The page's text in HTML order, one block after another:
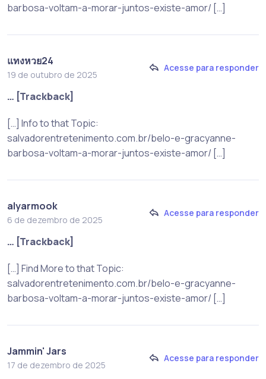
barbosa-voltam-a-morar-juntos-existe-amor/ […]
แทงหวย24
19 de outubro de 2025
Acesse para responder
… [Trackback]
[…] Info to that Topic:
salvadorentretenimento.com.br/belo-e-gracyanne-
barbosa-voltam-a-morar-juntos-existe-amor/ […]
alyarmook
6 de dezembro de 2025
Acesse para responder
… [Trackback]
[…] Find More to that Topic:
salvadorentretenimento.com.br/belo-e-gracyanne-
barbosa-voltam-a-morar-juntos-existe-amor/ […]
Jammin' Jars
17 de dezembro de 2025
Acesse para responder